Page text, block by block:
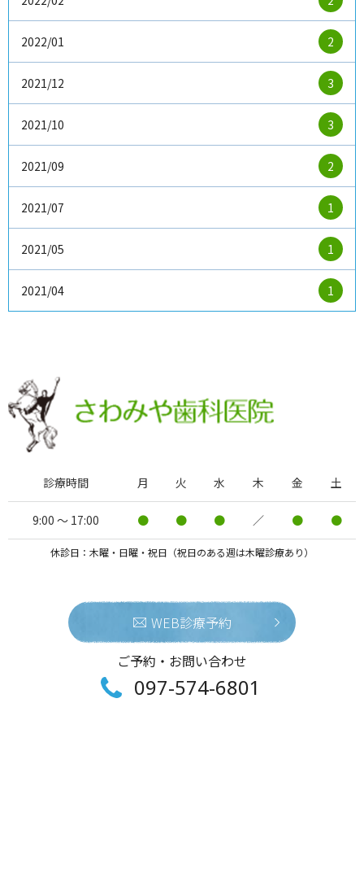
2022/01 2
2021/12 3
2021/10 3
2021/09 2
2021/07 1
2021/05 1
2021/04 1
診療時間 月 火 水 木 金 土
9:00 ～ 17:00 ● ● ● ／ ● ●
休診日：木曜・日曜・祝日（祝日のある週は木曜診療あり）
WEB診療予約
ご予約・お問い合わせ
097-574-6801